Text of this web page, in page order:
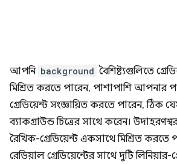
আপনি background বৈশিষ্ট্যগুলিতে
মিশ্রিত করতে পারেন, পাশাপাশি
গ্রেডিয়েন্ট সংজ্ঞায়িত করতে পারেন, ঠিক
ব্যাকগ্রাউন্ড চিত্রের সাথে করেন।
রৈখিক-গ্রেডিয়েন্ট একসাথে মিশ্রিত করতে
রেডিয়াল গ্রেডিয়েন্টের সাথে দুটি লিনিয়ার-